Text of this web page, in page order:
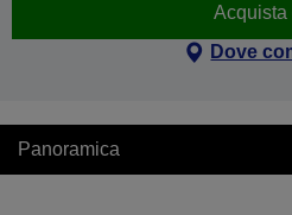
Acquista
Dove
Panoramica